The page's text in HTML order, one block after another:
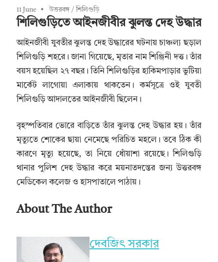
11 June উত্তরবঙ্গ /শিলিগুড়ি
শিলিগুড়িতে আইনজীবীর ঝুলন্ত দেহ উদ্ধার
আইনজীবী যুবতীর ঝুলন্ত দেহ উদ্ধারের ঘটনায় চাঞ্চল্য ছড়াল
শিলিগুড়ি শহরে। জানা গিয়েছে, মৃতার নাম শিঞ্জিনী দত্ত। তাঁর
বয়স হয়েছিল ২৭ বছর। তিনি শিলিগুড়ির হাকিমপাড়ার ভুটিয়া
মার্কেট লাগোয়া এলাকায় থাকতেন। কর্মসূত্রে ওই যুবতী
শিলিগুড়ি আদালতের আইনজীবী ছিলেন।
বৃহস্পতিবার ভোরে বাড়িতে তাঁর ঝুলন্ত দেহ উদ্ধার হয়। তাঁর
মৃত্যুতে শোকের ছায়া নেমেছে পরিচিত মহলে। তবে ঠিক কী
কারণে মৃত্যু হয়েছে, তা নিয়ে ধোঁয়াশা রয়েছে। শিলিগুড়ি
থানার পুলিশ দেহ উদ্ধার করে ময়নাতদন্তের জন্য উত্তরবঙ্গ
মেডিকেল কলেজ ও হাসপাতালে পাঠায়।
About The Author
দেবজিৎ সরকার